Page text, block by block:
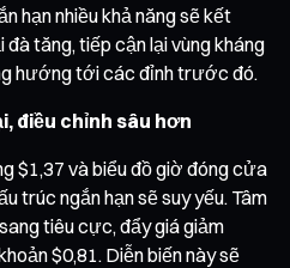
hạn nhiều khả năng sẽ kết
đà tăng, tiếp cận lại vùng kháng
hướng tới các đỉnh trước đó.
điều chỉnh sâu hơn
$1,37 và biểu đồ giờ đóng cửa
trúc ngắn hạn sẽ suy yếu. Tâm
tiêu cực, đẩy giá giảm
$0,81. Diễn biến này sẽ